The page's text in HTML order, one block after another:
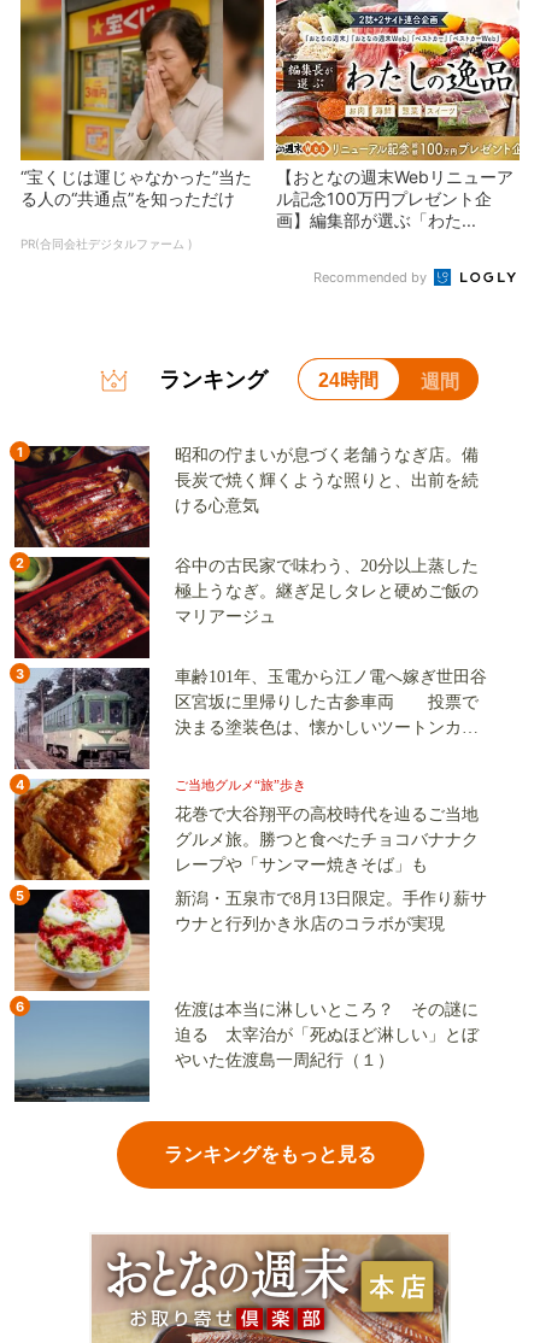
“宝くじは運じゃなかった”当た
る人の“共通点”を知っただけ
PR(合同会社デジタルファーム )
【おとなの週末Webリニューア
ル記念100万円プレゼント企
画】編集部が選ぶ「わた...
Recommended by
ランキング 24時間 週間
1
昭和の佇まいが息づく老舗うなぎ店。備
長炭で焼く輝くような照りと、出前を続
ける心意気
2
谷中の古民家で味わう、20分以上蒸した
極上うなぎ。継ぎ足しタレと硬めご飯の
マリアージュ
3
車齢101年、玉電から江ノ電へ嫁ぎ世田谷
区宮坂に里帰りした古参車両 投票で
決まる塗装色は、懐かしいツートンカラ
4 ご当地グルメ“旅”歩き
花巻で大谷翔平の高校時代を辿るご当地
グルメ旅。勝つと食べたチョコバナナク
レープや「サンマー焼きそば」も
5
新潟・五泉市で8月13日限定。手作り薪サ
ウナと行列かき氷店のコラボが実現
6
佐渡は本当に淋しいところ？ その謎に
迫る 太宰治が「死ぬほど淋しい」とぼ
やいた佐渡島一周紀行（１）
ランキングをもっと見る